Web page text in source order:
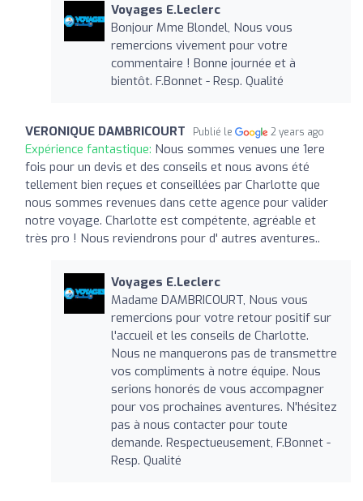
Voyages E.Leclerc
Bonjour Mme Blondel, Nous vous
remercions vivement pour votre
commentaire ! Bonne journée et à
bientôt. F.Bonnet - Resp. Qualité
VERONIQUE DAMBRICOURT Publié le 2 years ago
Expérience fantastique: Nous sommes venues une 1ere
fois pour un devis et des conseils et nous avons été
tellement bien reçues et conseillées par Charlotte que
nous sommes revenues dans cette agence pour valider
notre voyage. Charlotte est compétente, agréable et
très pro ! Nous reviendrons pour d' autres aventures..
Voyages E.Leclerc
Madame DAMBRICOURT, Nous vous
remercions pour votre retour positif sur
l'accueil et les conseils de Charlotte.
Nous ne manquerons pas de transmettre
vos compliments à notre équipe. Nous
serions honorés de vous accompagner
pour vos prochaines aventures. N'hésitez
pas à nous contacter pour toute
demande. Respectueusement, F.Bonnet -
Resp. Qualité